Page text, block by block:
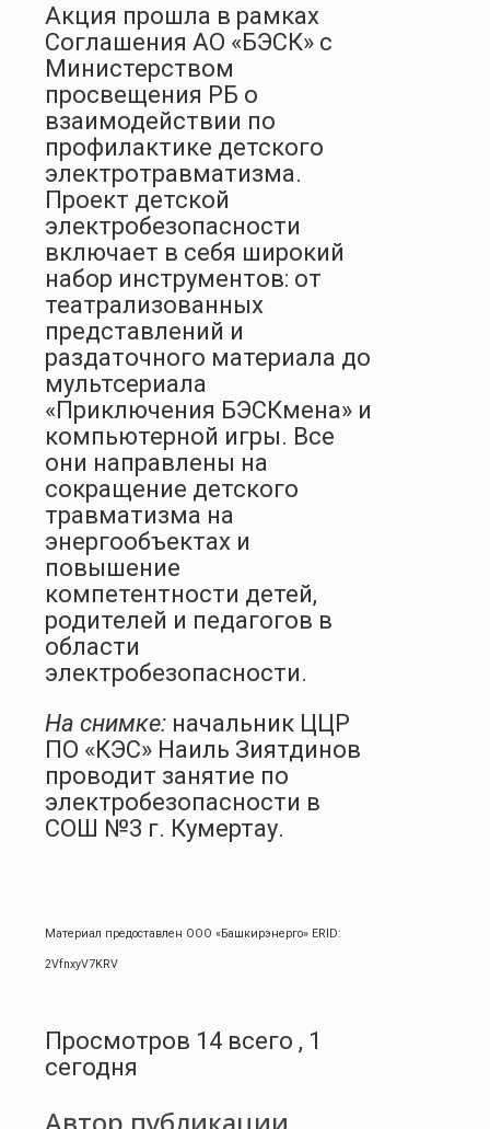
Акция прошла в рамках
Соглашения АО «БЭСК» с
Министерством
просвещения РБ о
взаимодействии по
профилактике детского
электротравматизма.
Проект детской
электробезопасности
включает в себя широкий
набор инструментов: от
театрализованных
представлений и
раздаточного материала до
мультсериала
«Приключения БЭСКмена» и
компьютерной игры. Все
они направлены на
сокращение детского
травматизма на
энергообъектах и
повышение
компетентности детей,
родителей и педагогов в
области
электробезопасности.
На снимке: начальник ЦЦР
ПО «КЭС» Наиль Зиятдинов
проводит занятие по
электробезопасности в
СОШ №3 г. Кумертау.
Материал предоставлен ООО «Башкирэнерго» ERID:
2VfnxyV7KRV
Просмотров 14 всего , 1
сегодня
Автор публикации